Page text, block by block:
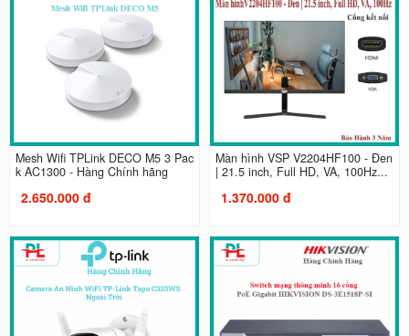
Mesh Wifi TPLink DECO M5 3 Pac
k AC1300 - Hàng Chính hãng
2.650.000 đ
Màn hình VSP V2204HF100 - Đen
| 21.5 inch, Full HD, VA, 100Hz...
1.370.000 đ